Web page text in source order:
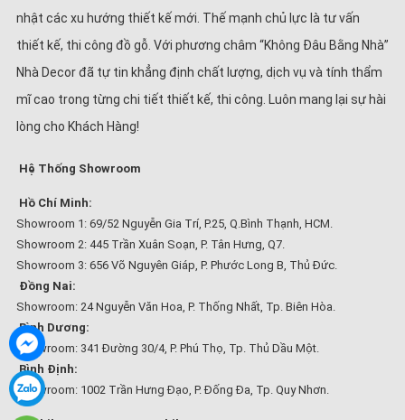
nhật các xu hướng thiết kế mới. Thế mạnh chủ lực là tư vấn
thiết kế, thi công đồ gỗ. Với phương châm “Không Đâu Bằng Nhà”
Nhà Decor đã tự tin khẳng định chất lượng, dịch vụ và tính thẩm
mĩ cao trong từng chi tiết thiết kế, thi công. Luôn mang lại sự hài
lòng cho Khách Hàng!
Hệ Thống Showroom
Hồ Chí Minh:
Showroom 1: 69/52 Nguyễn Gia Trí, P.25, Q.Bình Thạnh, HCM.
Showroom 2: 445 Trần Xuân Soạn, P. Tân Hưng, Q7.
Showroom 3: 656 Võ Nguyên Giáp, P. Phước Long B, Thủ Đức.
Đồng Nai:
Showroom: 24 Nguyễn Văn Hoa, P. Thống Nhất, Tp. Biên Hòa.
Bình Dương:
Showroom: 341 Đường 30/4, P. Phú Thọ, Tp. Thủ Dầu Một.
Bình Định:
Showroom: 1002 Trần Hưng Đạo, P. Đống Đa, Tp. Quy Nhơn.